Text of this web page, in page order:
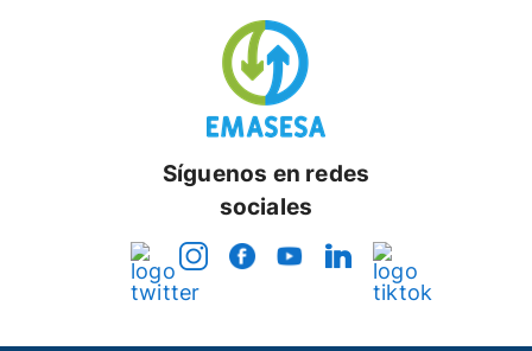
Síguenos en redes
sociales